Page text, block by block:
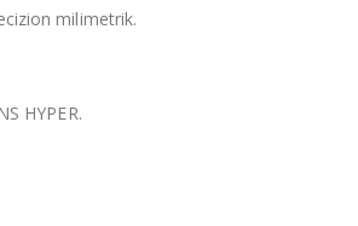
milimetrik.
HYPER.